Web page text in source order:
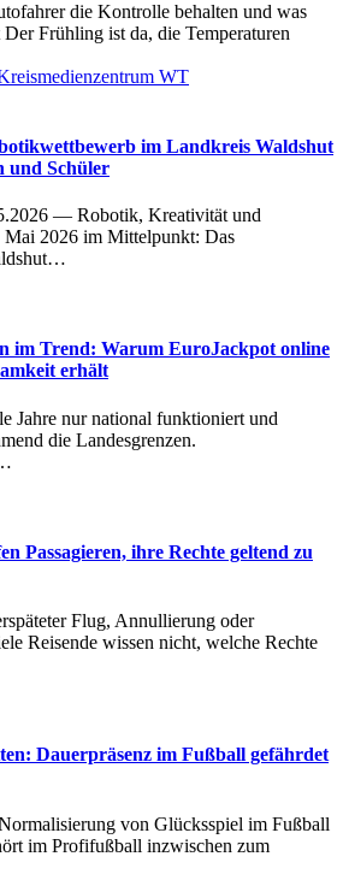
die Kontrolle behalten und was
Frühling ist da, die Temperaturen
im Landkreis Waldshut
und Schüler
— Robotik, Kreativität und
Mai 2026 im Mittelpunkt: Das
im Trend: Warum EuroJackpot online
erhält
Jahre nur national funktioniert und
die Landesgrenzen.
Passagieren, ihre Rechte geltend zu
Flug, Annullierung oder
Reisende wissen nicht, welche Rechte
Dauerpräsenz im Fußball gefährdet
von Glücksspiel im Fußball
im Profifußball inzwischen zum